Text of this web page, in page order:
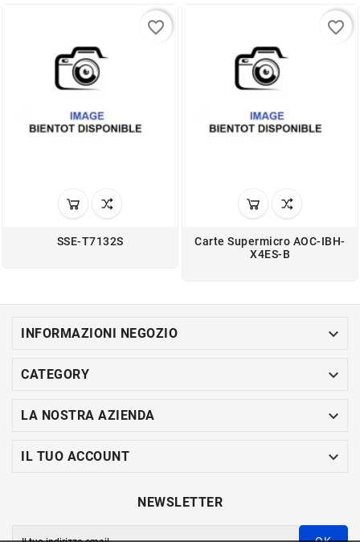
SSE-T7132S
favorite_border
Carte Supermicro AOC-IBH-
X4ES-B
favorite_border
INFORMAZIONI NEGOZIO 
CATEGORY 
LA NOSTRA AZIENDA 
IL TUO ACCOUNT 
NEWSLETTER